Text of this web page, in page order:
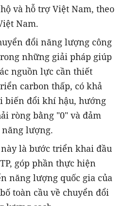
và hỗ trợ Việt Nam, theo
Nam.
đổi năng lượng công
những giải pháp giúp
nguồn lực cần thiết
carbon thấp, có khả
biến đổi khí hậu, hướng
ròng bằng "0" và đảm
lượng.
là bước triển khai đầu
góp phần thực hiện
năng lượng quốc gia của
toàn cầu về chuyển đổi